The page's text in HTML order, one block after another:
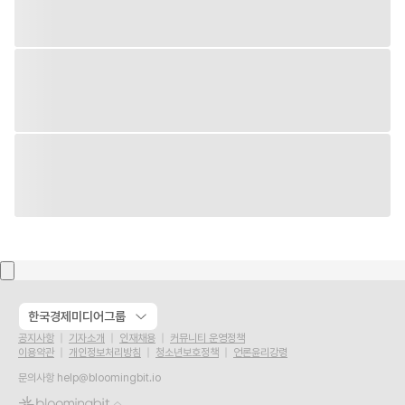
한국경제미디어그룹
공지사항 기자소개 인재채용
커뮤니티 운영정책
이용약관
개인정보처리방침 청소년보호정책
언론윤리강령
문의사항 help@bloomingbit.io